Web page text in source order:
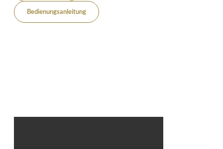
Bedienungsanleitung